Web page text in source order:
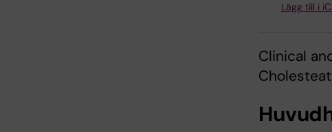
Lägg till i
Clinical